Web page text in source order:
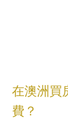
在澳洲買
費？